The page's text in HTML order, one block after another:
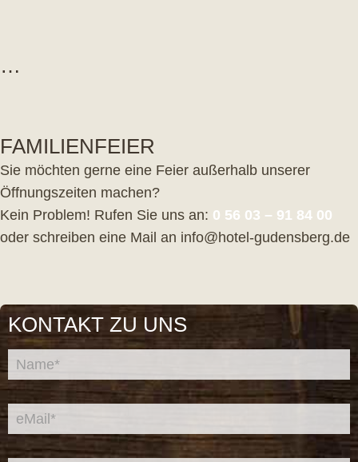
…
FAMILIENFEIER
Sie möchten gerne eine Feier außerhalb unserer
Öffnungszeiten machen?
Kein Problem! Rufen Sie uns an: 0 56 03 – 91 84 00
oder schreiben eine Mail an info@hotel-gudensberg.de
KONTAKT ZU UNS